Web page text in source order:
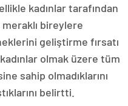
kadınlar tarafından
bireylere
geliştirme fırsatı
olmak üzere tüm
sahip olmadıklarını
belirtti.